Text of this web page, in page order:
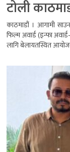
टोली
काठमाडौं । आगामी
फिल्म अवार्ड (इन्फा
लागि बेलायतस्थित